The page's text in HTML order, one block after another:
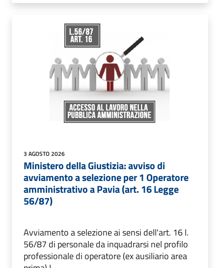
3 AGOSTO 2026
Ministero della Giustizia: avviso di
avviamento a selezione per 1 Operatore
amministrativo a Pavia (art. 16 Legge
56/87)
Avviamento a selezione ai sensi dell'art. 16 l.
56/87 di personale da inquadrarsi nel profilo
professionale di operatore (ex ausiliario area